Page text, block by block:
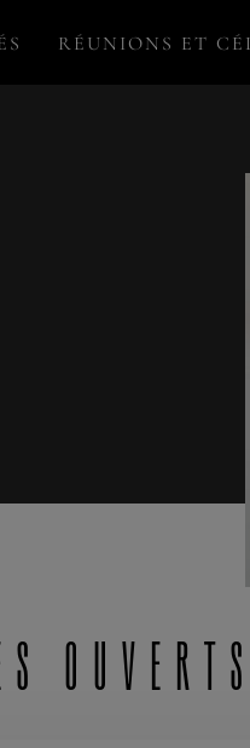
RÉUNIONS ET
ouverts